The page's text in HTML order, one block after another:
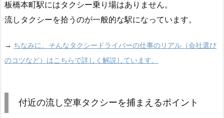
板橋本町駅にはタクシー乗り場はありません。
流しタクシーを拾うのが一般的な駅になっています。
→ ちなみに、そんなタクシードライバーの仕事のリアル（会社選び
のコツなど）はこちらで詳しく解説しています。
付近の流し空車タクシーを捕まえるポイント